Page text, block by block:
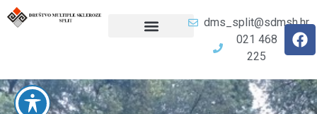
dms_split@sdmsh.hr
021 468
225